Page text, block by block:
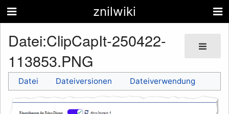
znilwiki
Datei:ClipCapIt-250422-
113853.PNG
Datei Dateiversionen Dateiverwendung